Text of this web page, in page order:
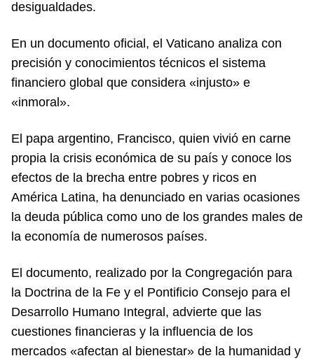
desigualdades.
En un documento oficial, el Vaticano analiza con
precisión y conocimientos técnicos el sistema
financiero global que considera «injusto» e
«inmoral».
El papa argentino, Francisco, quien vivió en carne
propia la crisis económica de su país y conoce los
efectos de la brecha entre pobres y ricos en
América Latina, ha denunciado en varias ocasiones
la deuda pública como uno de los grandes males de
la economía de numerosos países.
El documento, realizado por la Congregación para
la Doctrina de la Fe y el Pontificio Consejo para el
Desarrollo Humano Integral, advierte que las
cuestiones financieras y la influencia de los
mercados «afectan al bienestar» de la humanidad y